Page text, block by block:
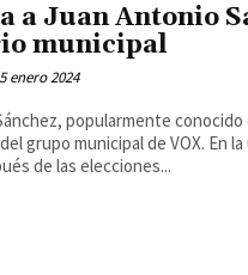
a Juan Antonio
municipal
enero 2024
popularmente
de VOX. En la última configuración
de las elecciones...